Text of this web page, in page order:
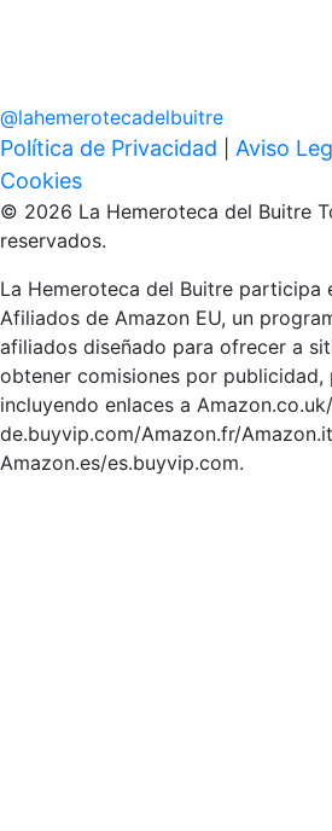
@lahemerotecadelbuitre
Política de Privacidad Aviso
Cookies
© 2026 La Hemeroteca del Buitre
reservados.
La Hemeroteca del Buitre participa
Afiliados de Amazon EU, un
afiliados diseñado para ofrecer a
obtener comisiones por publicidad,
incluyendo enlaces a
de.buyvip.com/Amazon.fr/
Amazon.es/es.buyvip.com.